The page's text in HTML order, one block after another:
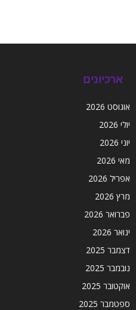
ארכיונים
אוגוסט 2026
יולי 2026
יוני 2026
מאי 2026
אפריל 2026
מרץ 2026
פברואר 2026
ינואר 2026
דצמבר 2025
נובמבר 2025
אוקטובר 2025
ספטמבר 2025